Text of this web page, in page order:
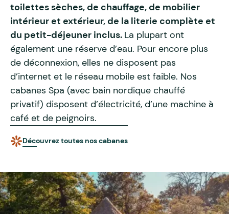
toilettes sèches, de chauffage, de mobilier
intérieur et extérieur, de la literie complète et
du petit-déjeuner inclus. La plupart ont
également une réserve d’eau. Pour encore plus
de déconnexion, elles ne disposent pas
d’internet et le réseau mobile est faible. Nos
cabanes Spa (avec bain nordique chauffé
privatif) disposent d’électricité, d’une machine à
café et de peignoirs.
Découvrez toutes nos cabanes